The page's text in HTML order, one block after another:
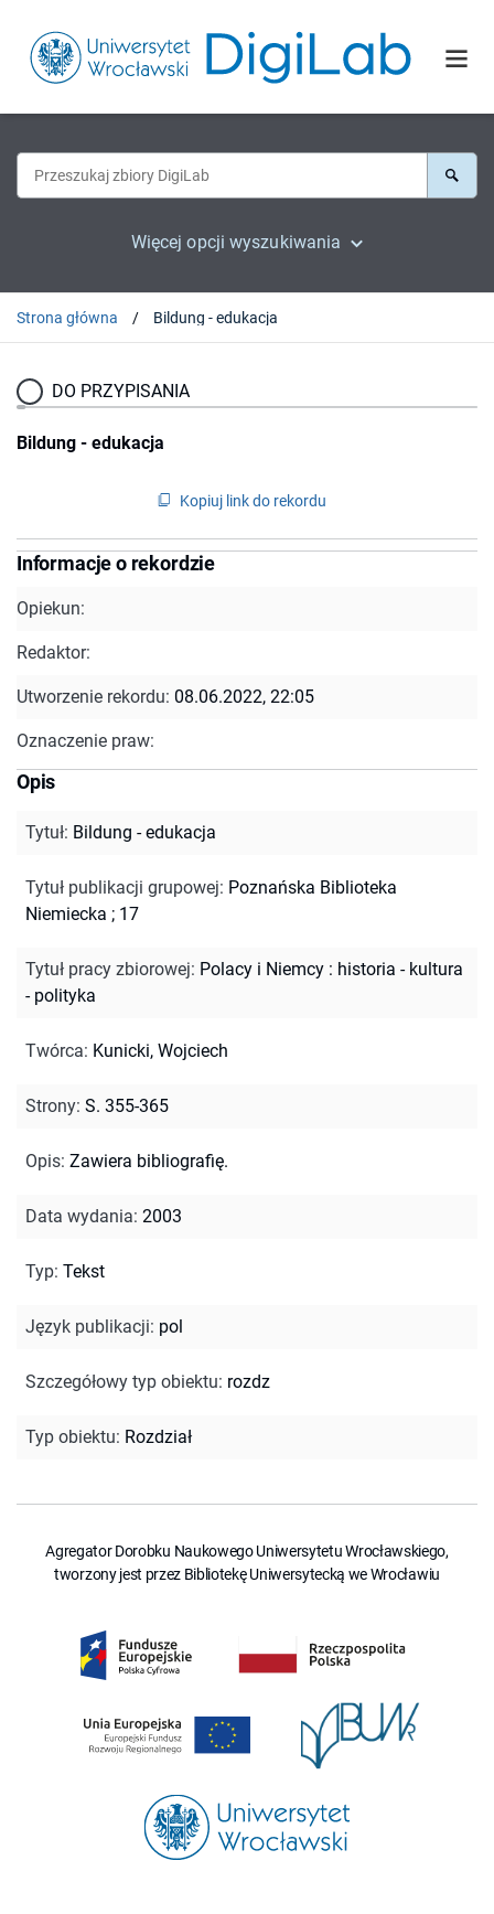
Więcej opcji wyszukiwania
Strona główna Bildung - edukacja
DO PRZYPISANIA
Bildung - edukacja
Kopiuj link do rekordu
Informacje o rekordzie
Opiekun:
Redaktor:
Utworzenie rekordu: 08.06.2022, 22:05
Oznaczenie praw:
Opis
Tytuł: Bildung - edukacja
Tytuł publikacji grupowej: Poznańska Biblioteka
Niemiecka ; 17
Tytuł pracy zbiorowej: Polacy i Niemcy : historia - kultura
- polityka
Twórca: Kunicki, Wojciech
Strony: S. 355-365
Opis: Zawiera bibliografię.
Data wydania: 2003
Typ: Tekst
Język publikacji: pol
Szczegółowy typ obiektu: rozdz
Typ obiektu: Rozdział
Agregator Dorobku Naukowego Uniwersytetu Wrocławskiego,
tworzony jest przez Bibliotekę Uniwersytecką we Wrocławiu